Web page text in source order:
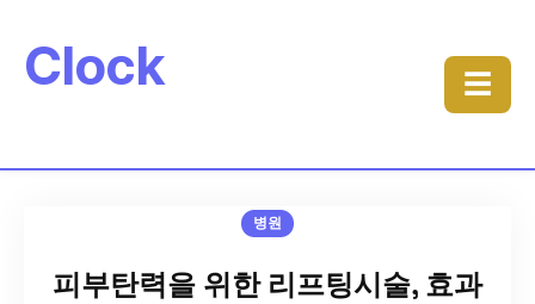
Clock ☰
병원
피부탄력을 위한 리프팅시술, 효과